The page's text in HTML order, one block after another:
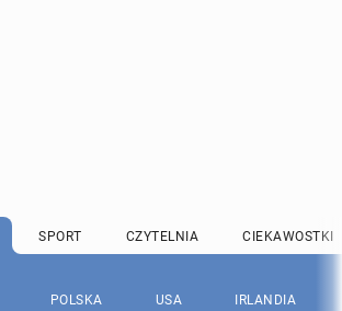
SPORT CZYTELNIA CIEKAWOSTKI
POLSKA USA IRLANDIA